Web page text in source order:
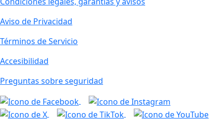
Aviso de Privacidad
Términos de Servicio
Accesibilidad
Preguntas sobre seguridad